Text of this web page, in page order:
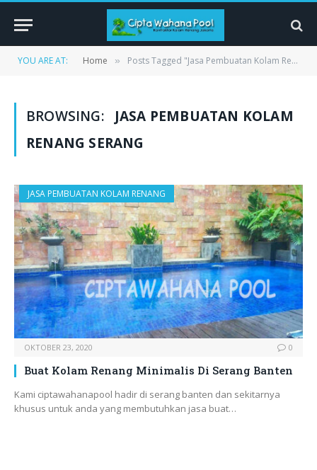
YOU ARE AT: Home » Posts Tagged "Jasa Pembuatan Kolam Renang Serang"
BROWSING:
JASA PEMBUATAN KOLAM
RENANG SERANG
JASA PEMBUATAN KOLAM RENANG
OKTOBER 23, 2020 0
Buat Kolam Renang Minimalis Di Serang Banten
Kami ciptawahanapool hadir di serang banten dan sekitarnya
khusus untuk anda yang membutuhkan jasa buat…